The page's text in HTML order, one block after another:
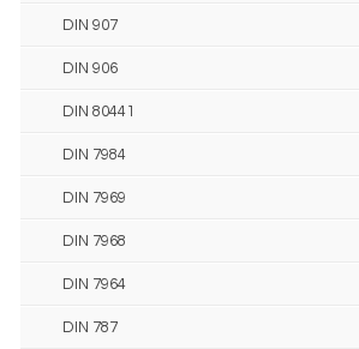
DIN 907
DIN 906
DIN 80441
DIN 7984
DIN 7969
DIN 7968
DIN 7964
DIN 787